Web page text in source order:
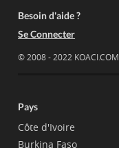
Besoin d'aide ?
Se Connecter
© 2008 - 2022 KOACI.COM
Pays
Côte d'Ivoire
Burkina Faso